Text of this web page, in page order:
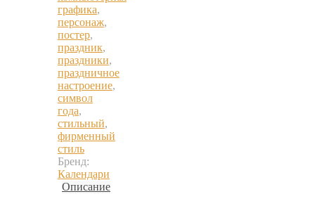
графика,
персонаж,
постер,
праздник,
праздники,
праздничное
настроение,
символ
года,
стильный,
фирменный
стиль
Бренд:
Календари
Описание